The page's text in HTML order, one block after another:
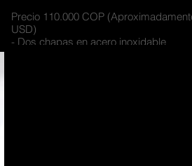
Precio 110.000 COP
USD)
- Dos chapas en acero inoxidable